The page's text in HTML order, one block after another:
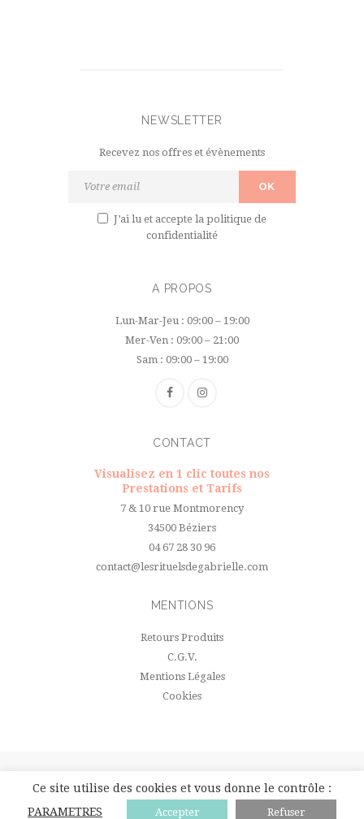
NEWSLETTER
Recevez nos offres et évènements
J’ai lu et accepte la politique de
confidentialité
A PROPOS
Lun-Mar-Jeu : 09:00 – 19:00
Mer-Ven : 09:00 – 21:00
Sam : 09:00 – 19:00
CONTACT
Visualisez en 1 clic toutes nos
Prestations et Tarifs
7 & 10 rue Montmorency
34500 Béziers
04 67 28 30 96
contact@lesrituelsdegabrielle.com
MENTIONS
Retours Produits
C.G.V.
Mentions Légales
Cookies
Ⓒ 2019 Rituels de Gabrielle. Tous droits réservés - Réalisation site
Ce site utilise des cookies et vous donne le contrôle :
PARAMETRES
Accepter Refuser